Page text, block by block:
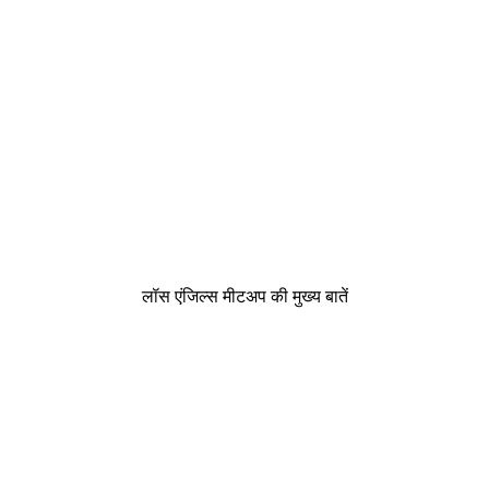
लॉस एंजिल्स मीटअप की मुख्य बातें